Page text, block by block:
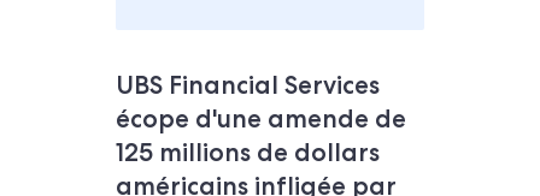
UBS Financial Services
écope d'une amende de
125 millions de dollars
américains infligée par